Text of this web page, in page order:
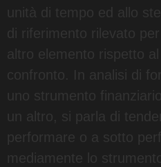
unità di tempo ed allo
di riferimento rilevato
altro elemento rispetto
confronto. In analisi di
uno strumento
un altro, si parla di
performare o a sotto
mediamente lo